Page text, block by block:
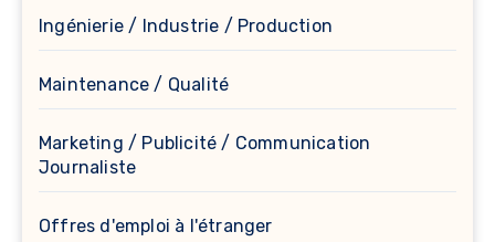
Ingénierie / Industrie / Production
Maintenance / Qualité
Marketing / Publicité / Communication
Journaliste
Offres d'emploi à l'étranger